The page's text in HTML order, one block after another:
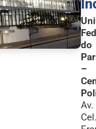
do
–
Av.